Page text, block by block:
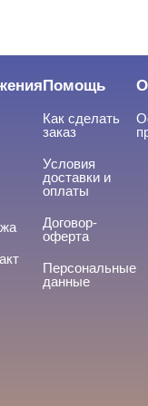
Cвернуть
Помощь
Как сделать
заказ
Условия
доставки и
оплаты
Договор-
оферта
Персональные
данные